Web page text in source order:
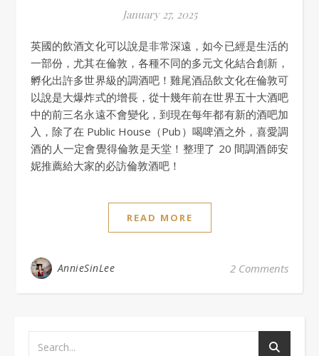
January 27, 2025
英國的飲酒文化可以說是非常深遠，如今已經是生活的
一部份，尤其在倫敦，各種不同的多元文化結合創新，
孵化出許多世界級的調酒吧！雞尾酒品飲文化在倫敦可
以說是大爆炸式的增長，從十幾年前在世界五十大酒吧
中的前三名永遠不會變化，到現在每年都有新的酒吧加
入，除了在 Public House（Pub）喝啤酒之外，喜愛調
酒的人一定會覺得倫敦是天堂！整理了 20 間調酒師安
妮推薦給大家的必訪倫敦酒吧！
READ MORE
AnnieSinLee 2 Comments